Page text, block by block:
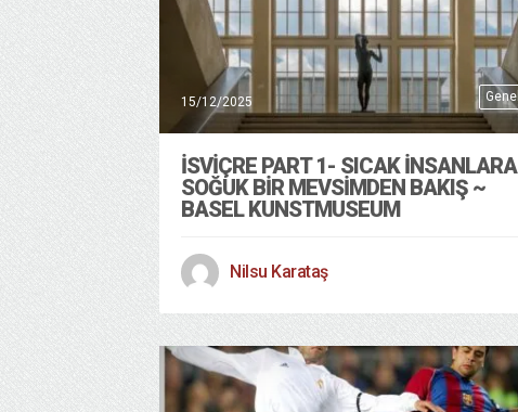
Genel
15/12/2025
İSVIÇRE PART 1- SICAK INSANLARA
SOĞUK BIR MEVSIMDEN BAKIŞ ~
BASEL KUNSTMUSEUM
Nilsu Karataş